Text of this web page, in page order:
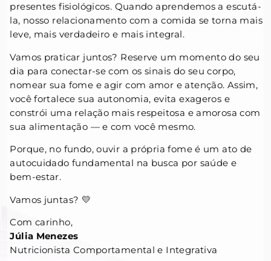
presentes fisiológicos. Quando aprendemos a escutá-
la, nosso relacionamento com a comida se torna mais
leve, mais verdadeiro e mais integral.
Vamos praticar juntos? Reserve um momento do seu
dia para conectar-se com os sinais do seu corpo,
nomear sua fome e agir com amor e atenção. Assim,
você fortalece sua autonomia, evita exageros e
constrói uma relação mais respeitosa e amorosa com
sua alimentação — e com você mesmo.
Porque, no fundo, ouvir a própria fome é um ato de
autocuidado fundamental na busca por saúde e
bem-estar.
Vamos juntas? 💛
Com carinho,
Júlia Menezes
Nutricionista Comportamental e Integrativa